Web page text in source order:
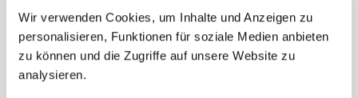
Wir verwenden Cookies, um Inhalte und Anzeigen zu
personalisieren, Funktionen für soziale Medien anbieten
zu können und die Zugriffe auf unsere Website zu
analysieren.
de modèle et d’exemple pour de nombreuses
autres CCT au sein du groupe. Certains
éléments sont repris tels quels dans les
conventions d’autres secteurs. C’est pourquoi il